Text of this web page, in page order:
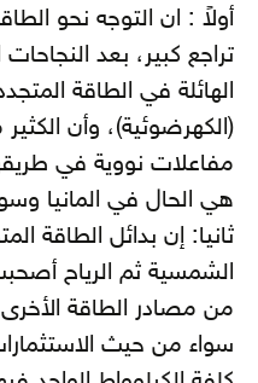
أولاً : ان التوجه نحو
تراجع كبير، بعد
الهائلة في الطاقة
(الكهرضوئية)، وأن
مفاعلات نووية في
هي الحال في المانيا
ثانيا: إن بدائل الطاقة
الشمسية ثم الرياح
من مصادر الطاقة الأخرى
سواء من حيث